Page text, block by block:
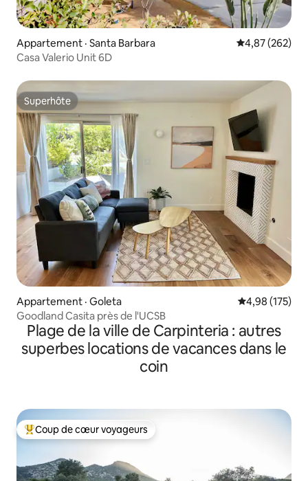
Appartement · Santa Barbara Note
4,87 (262)
Casa Valerio Unit 6D
Superhôte
Superhôte
Appartement · Goleta Note
4,98 (175)
Goodland Casita près de l'UCSB
Plage de la ville de Carpinteria : autres
superbes locations de vacances dans le
coin
Coup de cœur voyageurs parmi les plus aimés
Coup de cœur voyageurs